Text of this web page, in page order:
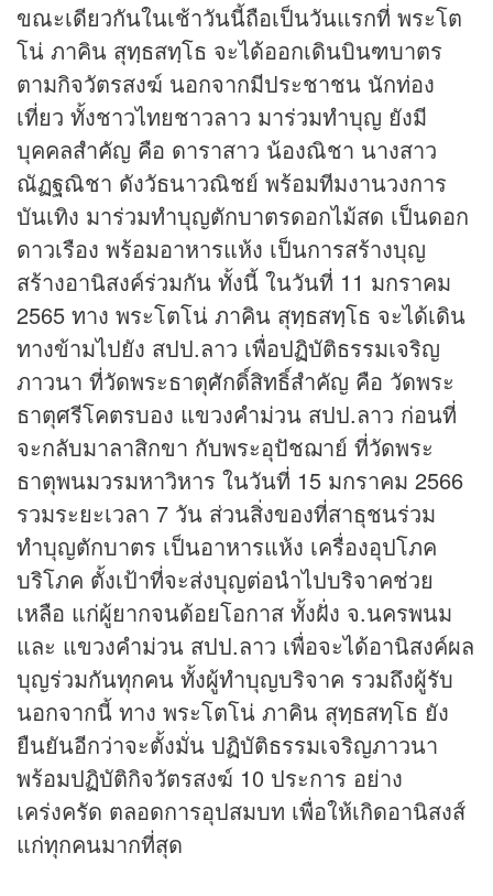
ขณะเดียวกันในเช้าวันนี้ถือเป็นวันแรกที่ พระโต
โน่ ภาคิน สุทฺธสทฺโธ จะได้ออกเดินบินฑบาตร
ตามกิจวัตรสงฆ์ นอกจากมีประชาชน นักท่อง
เที่ยว ทั้งชาวไทยชาวลาว มาร่วมทำบุญ ยังมี
บุคคลสำคัญ คือ ดาราสาว น้องณิชา นางสาว
ณัฏฐณิชา ดังวัธนาวณิชย์ พร้อมทีมงานวงการ
บันเทิง มาร่วมทำบุญตักบาตรดอกไม้สด เป็นดอก
ดาวเรือง พร้อมอาหารแห้ง เป็นการสร้างบุญ
สร้างอานิสงค์ร่วมกัน ทั้งนี้ ในวันที่ 11 มกราคม
2565 ทาง พระโตโน่ ภาคิน สุทฺธสทฺโธ จะได้เดิน
ทางข้ามไปยัง สปป.ลาว เพื่อปฏิบัติธรรมเจริญ
ภาวนา ที่วัดพระธาตุศักดิ์สิทธิ์สำคัญ คือ วัดพระ
ธาตุศรีโคตรบอง แขวงคำม่วน สปป.ลาว ก่อนที่
จะกลับมาลาสิกขา กับพระอุปัชฌาย์ ที่วัดพระ
ธาตุพนมวรมหาวิหาร ในวันที่ 15 มกราคม 2566
รวมระยะเวลา 7 วัน ส่วนสิ่งของที่สาธุชนร่วม
ทำบุญตักบาตร เป็นอาหารแห้ง เครื่องอุปโภค
บริโภค ตั้งเป้าที่จะส่งบุญต่อนำไปบริจาคช่วย
เหลือ แก่ผู้ยากจนด้อยโอกาส ทั้งฝั่ง จ.นครพนม
และ แขวงคำม่วน สปป.ลาว เพื่อจะได้อานิสงค์ผล
บุญร่วมกันทุกคน ทั้งผู้ทำบุญบริจาค รวมถึงผู้รับ
นอกจากนี้ ทาง พระโตโน่ ภาคิน สุทฺธสทฺโธ ยัง
ยืนยันอีกว่าจะตั้งมั่น ปฏิบัติธรรมเจริญภาวนา
พร้อมปฏิบัติกิจวัตรสงฆ์ 10 ประการ อย่าง
เคร่งครัด ตลอดการอุปสมบท เพื่อให้เกิดอานิสงส์
แก่ทุกคนมากที่สุด